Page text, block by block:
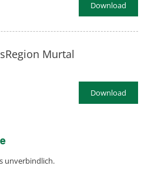
Download
Murtal
Download
unverbindlich.